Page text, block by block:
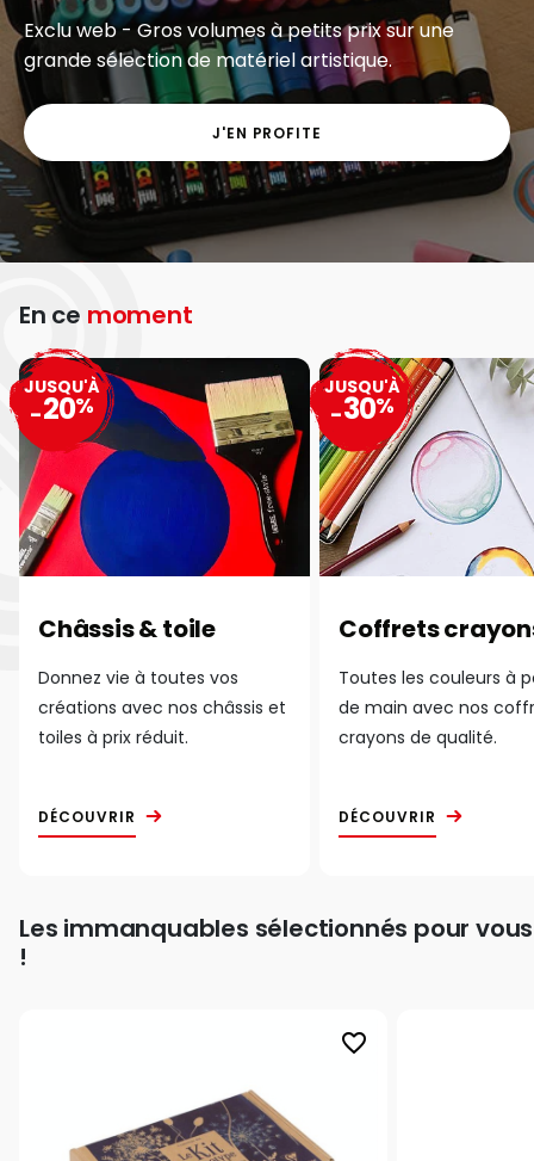
Exclu web - Gros volumes à petits prix sur une
grande sélection de matériel artistique.
J'EN PROFITE
En ce moment
Châssis & toile
Donnez vie à toutes vos
créations avec nos châssis et
toiles à prix réduit.
DÉCOUVRIR
JUSQU'À
-20%
Coffrets
Toutes les couleurs à
de main avec nos
crayons de qualité.
DÉCOUVRIR
JUSQU'À
-30%
Les immanquables sélectionnés pour vous
!
favorite_border